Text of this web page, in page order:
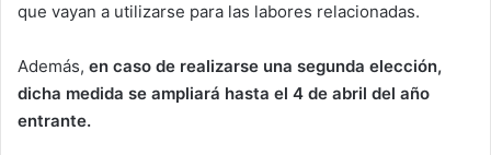
que vayan a utilizarse para las labores relacionadas.
Además, en caso de realizarse una segunda elección,
dicha medida se ampliará hasta el 4 de abril del año
entrante.